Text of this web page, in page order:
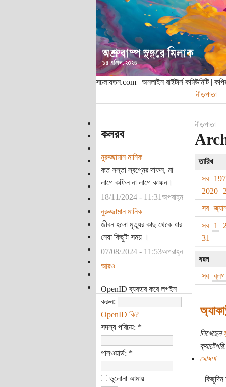
সচলায়তন.com | অনলাইন রাইটার্স কমিউনিটি |
নীড়পাতা
কলরব
নুরুজ্জামান মানিক
কত সস্তা স্বপ্নের দাফন, না
লাগে কফিন না লাগে কাফন।
18/11/2024 - 11:31অপরাহ্ন
নুরুজ্জামান মানিক
জীবন হলো মৃত্যুর কাছ থেকে ধার
নেয়া কিছুটা সময় ।
07/08/2024 - 11:53অপরাহ্ন
আরও
OpenID ব্যবহার করে লগইন
করুন:
OpenID কি?
সদস্য পরিচয়: *
পাসওয়ার্ড: *
ভুলোনা আমায়
নীড়পাতা
তারিখ
সব
2020
সব
সব
1
31
ধরন
সব
ব্লগ
লিখেছেন
ক্যাটেগরি:
ঘোষণা